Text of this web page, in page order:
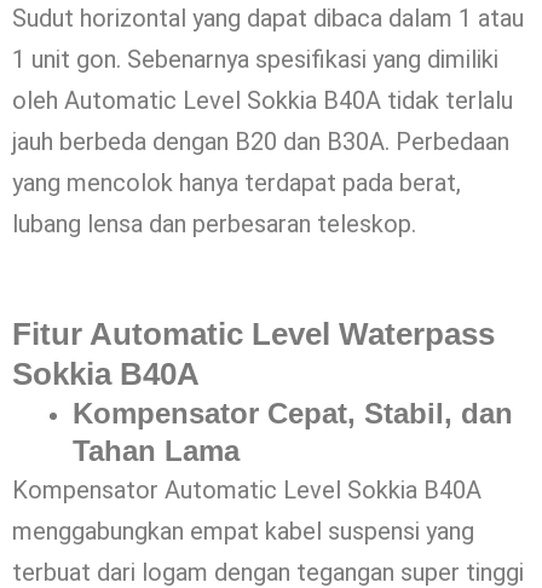
Sudut horizontal yang dapat dibaca dalam 1 atau
1 unit gon. Sebenarnya spesifikasi yang dimiliki
oleh Automatic Level Sokkia B40A tidak terlalu
jauh berbeda dengan B20 dan B30A. Perbedaan
yang mencolok hanya terdapat pada berat,
lubang lensa dan perbesaran teleskop.
Fitur Automatic Level Waterpass
Sokkia B40A
Kompensator Cepat, Stabil, dan
Tahan Lama
Kompensator Automatic Level Sokkia B40A
menggabungkan empat kabel suspensi yang
terbuat dari logam dengan tegangan super tinggi